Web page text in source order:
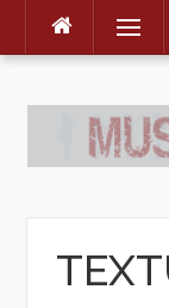
Skip
Menu